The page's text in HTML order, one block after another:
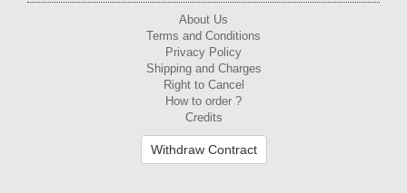
About Us
Terms and Conditions
Privacy Policy
Shipping and Charges
Right to Cancel
How to order ?
Credits
Withdraw Contract